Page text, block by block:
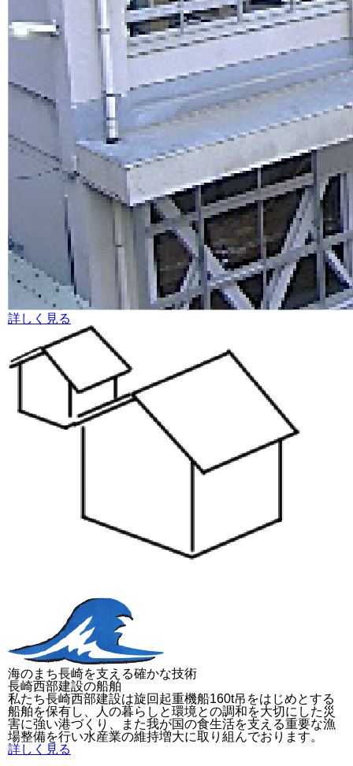
詳しく見る
海のまち長崎を支える確かな技術
長崎西部建設の船舶
私たち長崎西部建設は旋回起重機船160t吊をはじめとする
船舶を保有し、人の暮らしと環境との調和を大切にした災
害に強い港づくり、また我が国の食生活を支える重要な漁
場整備を行い水産業の維持増大に取り組んでおります。
詳しく見る